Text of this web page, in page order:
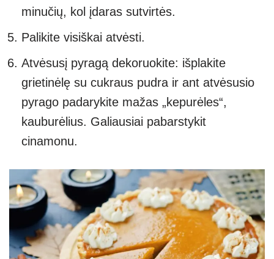
minučių, kol įdaras sutvirtės.
Palikite visiškai atvėsti.
Atvėsusį pyragą dekoruokite: išplakite
grietinėlę su cukraus pudra ir ant atvėsusio
pyrago padarykite mažas „kepurėles“,
kauburėlius. Galiausiai pabarstykit
cinamonu.